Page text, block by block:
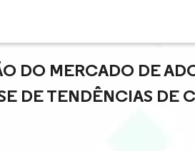
DO MERCADO DE
DE TENDÊNCIAS DE